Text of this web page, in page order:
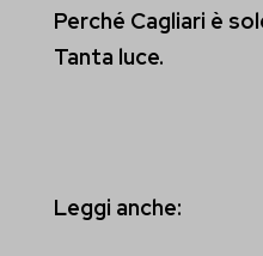
Perché Cagliari è
Tanta luce.
Leggi anche:
repeat
et-pb-recent-items-module-
et-pb-recent-items-select-